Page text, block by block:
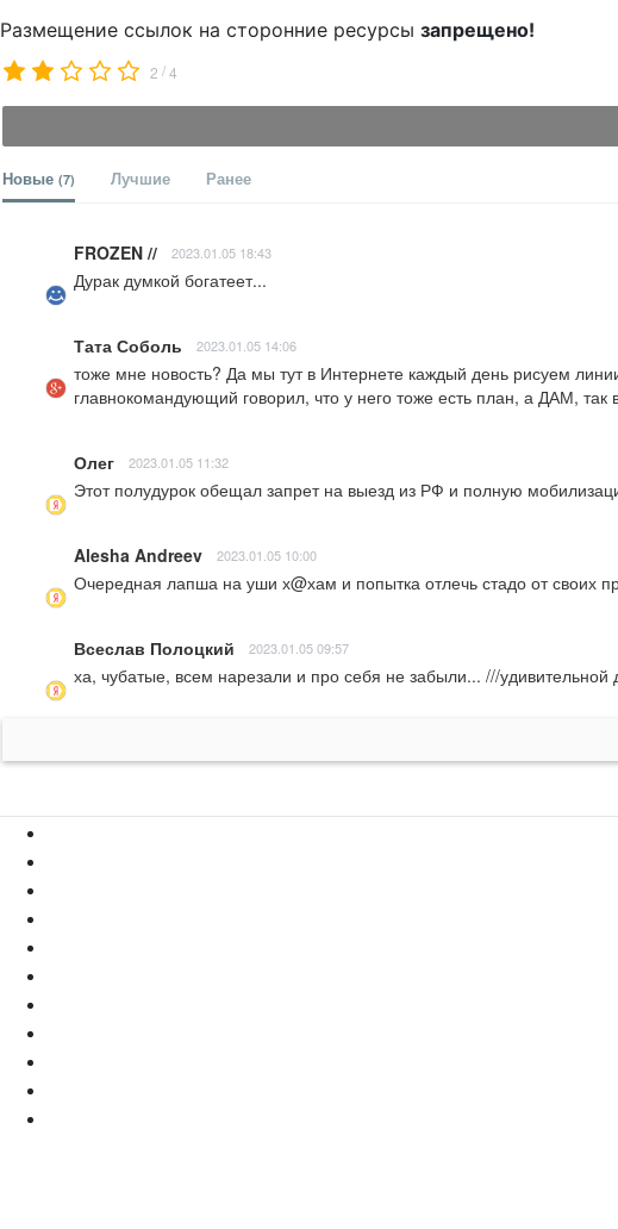
Размещение ссылок на сторонние ресурсы запрещено!
2 /4
Новые (7) Лучшие Ранее
FROZEN // 2023.01.05 18:43
Дурак думкой богатеет...
Тата Соболь 2023.01.05 14:06
тоже мне новость? Да мы тут в Интернете каждый день рисуем
главнокомандующий говорил, что у него тоже есть план, а ДАМ, так
Олег 2023.01.05 11:32
Этот полудурок обещал запрет на выезд из РФ и полную
Alesha Andreev 2023.01.05 10:00
Очередная лапша на уши х@хам и попытка отлечь стадо от своих
Всеслав Полоцкий 2023.01.05 09:57
ха, чубатые, всем нарезали и про себя не забыли... ///